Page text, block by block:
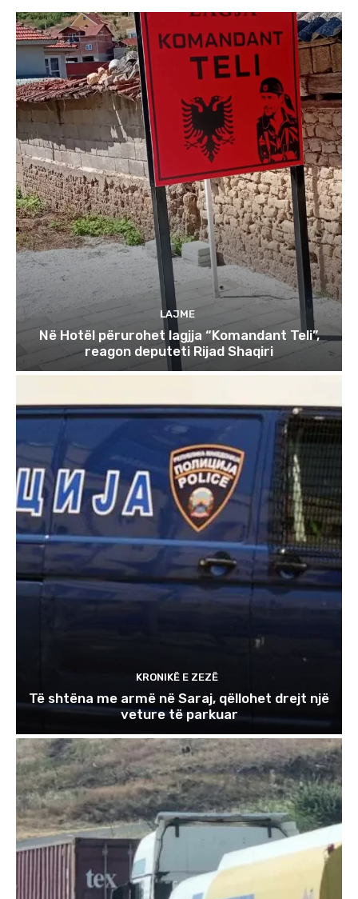
LAJME
Në Hotël përurohet lagjja “Komandant Teli”,
reagon deputeti Rijad Shaqiri
KRONIKË E ZEZË
Të shtëna me armë në Saraj, qëllohet drejt një
veture të parkuar